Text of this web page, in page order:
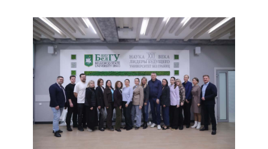
СТОИМОСТЬ
ОБУЧЕНИЯ
В ПОМОЩЬ
АБИТУРИЕНТУ